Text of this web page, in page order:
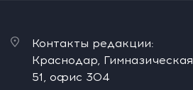
Контакты редакции:
Краснодар, Гимназическая
51, офис 304